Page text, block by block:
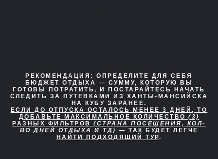
РЕКОМЕНДАЦИЯ:
ОПРЕДЕЛИТЕ ДЛЯ СЕБЯ
БЮДЖЕТ ОТДЫХА — СУММУ, КОТОРУЮ ВЫ
ГОТОВЫ ПОТРАТИТЬ, И ПОСТАРАЙТЕСЬ НАЧАТЬ
СЛЕДИТЬ ЗА ПУТЕВКАМИ ИЗ ХАНТЫ-МАНСИЙСКА
НА КУБУ ЗАРАНЕЕ.
ЕСЛИ ДО ОТПУСКА ОСТАЛОСЬ МЕНЕЕ 3 ДНЕЙ, ТО
ДОБАВЬТЕ МАКСИМАЛЬНОЕ КОЛИЧЕСТВО (3)
РАЗНЫХ ФИЛЬТРОВ(СТРАНА ПОСЕЩЕНИЯ, КОЛ-
ВО ДНЕЙ ОТДЫХА И ТД) — ТАК БУДЕТ ЛЕГЧЕ
НАЙТИ ПОДХОДЯЩИЙ ТУР.